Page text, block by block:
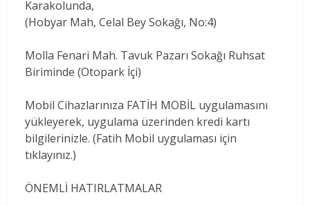
Karakolunda,
(Hobyar Mah, Celal Bey Sokağı, No:4)
Molla Fenari Mah. Tavuk Pazarı Sokağı Ruhsat
Biriminde (Otopark İçi)
Mobil Cihazlarınıza FATİH MOBİL uygulamasını
yükleyerek, uygulama üzerinden kredi kartı
bilgilerinizle. (Fatih Mobil uygulaması için
tıklayınız.)
ÖNEMLİ HATIRLATMALAR